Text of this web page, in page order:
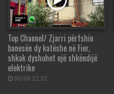
Top Channel/ Zjarri përfshin
banesën dy katëshe në Fier,
shkak dyshohet një shkëndijë
elektrike
06/08 22:32